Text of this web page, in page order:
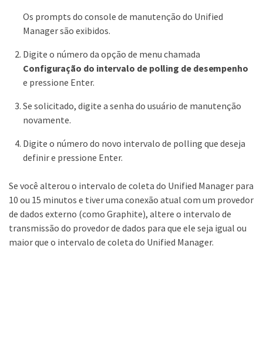
Os prompts do console de manutenção do Unified
Manager são exibidos.
Digite o número da opção de menu chamada
Configuração do intervalo de polling de desempenho
e pressione Enter.
Se solicitado, digite a senha do usuário de manutenção
novamente.
Digite o número do novo intervalo de polling que deseja
definir e pressione Enter.
Se você alterou o intervalo de coleta do Unified Manager para
10 ou 15 minutos e tiver uma conexão atual com um provedor
de dados externo (como Graphite), altere o intervalo de
transmissão do provedor de dados para que ele seja igual ou
maior que o intervalo de coleta do Unified Manager.